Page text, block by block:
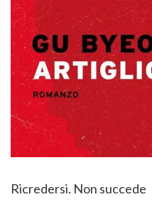
Ricredersi. Non succede